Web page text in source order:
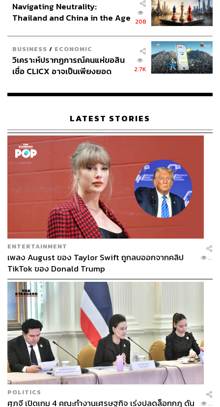
เข้าสู่ฤดูร้อนทีไร เป็นใครก็ต้องนึกถึงไอศกรีมเย็นๆ ซึ่งจัดอยู่
ในประเภทของอาหารที่ให้พลังงาน ซึ่งเราแนะนำว่าถ้าอยาก
คลายร้อนให้ได้ผลดี ควรเลือกไอศกรีมที่มีผลไม้เป็นส่วน
ประกอบ จะสดชื่นและคลายร้อนได้ดีกว่า โดยเฉพาะไอศกรีม
อัดลมด้วย ทั้งยังได้คุณค่าทางโภชนาการที่เกิดจากผลไม้ที่ใช้
เป็นส่วนผสมในไอศกรีมด้วย
Pop Tip:
สถาบันจิตวิทยากรุงลอนดอน ประเทศอังกฤษ บอก
ว่า การกินไอศกรีมจะช่วยลดความเครียดได้ดี แนะนำให้กิน
ไอศกรีมพร้อมกับฟังเพลงไปด้วย เพราะเสียงดนตรีจะช่วยลด
อุณหภูมิร่างกาย และทำให้จิตใจสบาย
ภาพ:
Shutterstock
www.sites.google.com
Navigating Neutrality:
Thailand and China in the Age
208
BUSINESS / ECONOMIC
วิเคราะห์ปรากฏการณ์คนแห่ขอสิน
เชื่อ CLICX อาจเป็นเพียงยอด
เรือนไทยที่ถูกซุกไว้
2.7K
LATEST STORIES
ENTERTAINMENT
เพลง August ของ Taylor Swift ถูกลบออกจากคลิป
TikTok ของ Donald Trump
...
POLITICS
ศุภจี เปิดเกม 4 คณะทำงานเศรษฐกิจ เร่งปลดล็อกกฎ ดัน ...